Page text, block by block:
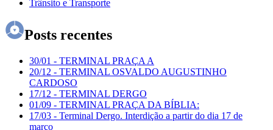
Trânsito e Transporte
Posts recentes
30/01 - TERMINAL PRAÇA A
20/12 - TERMINAL OSVALDO AUGUSTINHO
CARDOSO
17/12 - TERMINAL DERGO
01/09 - TERMINAL PRAÇA DA BÍBLIA:
17/03 - Terminal Dergo. Interdição a partir do dia 17 de
março